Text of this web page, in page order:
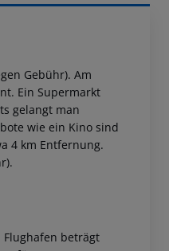
Gebühr). Am
Ein Supermarkt
gelangt man
wie ein Kino sind
4 km Entfernung.
Flughafen beträgt